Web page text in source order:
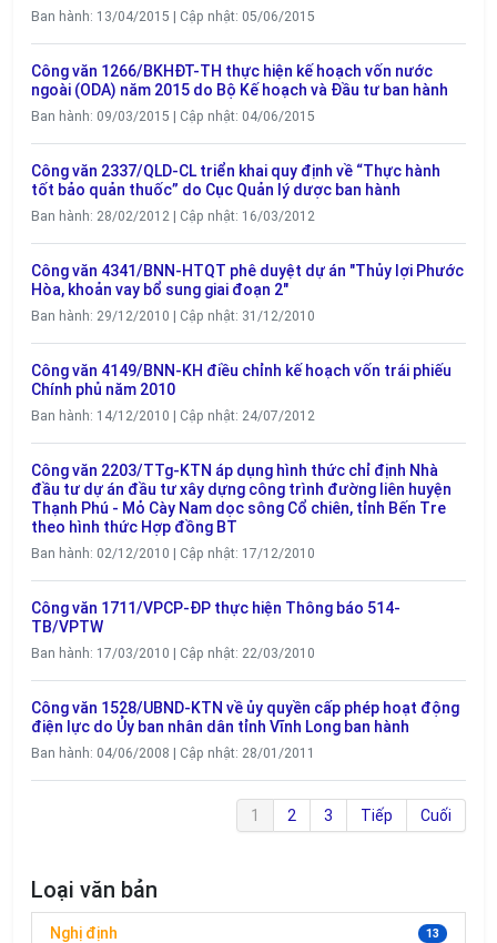
Ban hành: 13/04/2015 | Cập nhật: 05/06/2015
Công văn 1266/BKHĐT-TH thực hiện kế hoạch vốn nước
ngoài (ODA) năm 2015 do Bộ Kế hoạch và Đầu tư ban hành
Ban hành: 09/03/2015 | Cập nhật: 04/06/2015
Công văn 2337/QLD-CL triển khai quy định về “Thực hành
tốt bảo quản thuốc” do Cục Quản lý dược ban hành
Ban hành: 28/02/2012 | Cập nhật: 16/03/2012
Công văn 4341/BNN-HTQT phê duyệt dự án "Thủy lợi Phước
Hòa, khoản vay bổ sung giai đoạn 2"
Ban hành: 29/12/2010 | Cập nhật: 31/12/2010
Công văn 4149/BNN-KH điều chỉnh kế hoạch vốn trái phiếu
Chính phủ năm 2010
Ban hành: 14/12/2010 | Cập nhật: 24/07/2012
Công văn 2203/TTg-KTN áp dụng hình thức chỉ định Nhà
đầu tư dự án đầu tư xây dựng công trình đường liên huyện
Thạnh Phú - Mỏ Cày Nam dọc sông Cổ chiên, tỉnh Bến Tre
theo hình thức Hợp đồng BT
Ban hành: 02/12/2010 | Cập nhật: 17/12/2010
Công văn 1711/VPCP-ĐP thực hiện Thông báo 514-
TB/VPTW
Ban hành: 17/03/2010 | Cập nhật: 22/03/2010
Công văn 1528/UBND-KTN về ủy quyền cấp phép hoạt động
điện lực do Ủy ban nhân dân tỉnh Vĩnh Long ban hành
Ban hành: 04/06/2008 | Cập nhật: 28/01/2011
1 2 3 Tiếp Cuối
Loại văn bản
Nghị định 13